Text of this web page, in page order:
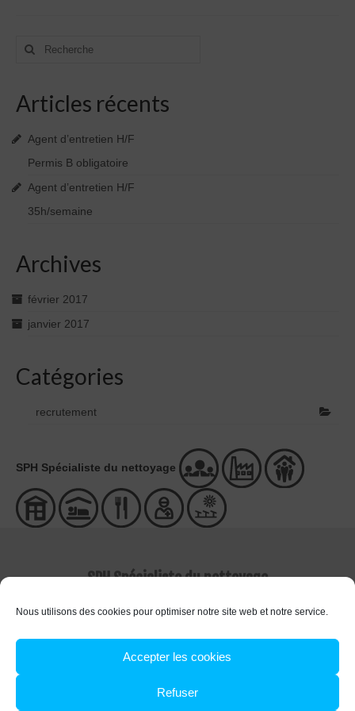
Nous utilisons des cookies pour optimiser notre site web et notre service.
Accepter les cookies
Refuser
Rechercher
Articles récents
Agent d’entretien H/F
Permis B obligatoire
Agent d’entretien H/F
35h/semaine
Archives
février 2017
janvier 2017
Catégories
recrutement
SPH Spécialiste du nettoyage
SPH Spécialiste du nettoyage